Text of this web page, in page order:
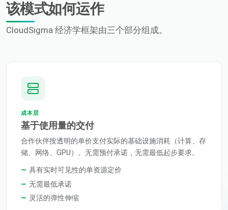
该模式如何运作
CloudSigma 经济学框架由三个部分组成。
成本层
基于使用量的交付
合作伙伴按透明的单价支付实际的基础设施消耗（计算、存
储、网络、GPU）。无需预付承诺，无需最低起步要求。
具有实时可见性的单资源定价
无需最低承诺
灵活的弹性伸缩